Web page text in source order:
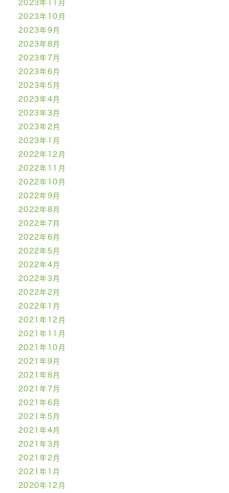
2023年11月
2023年10月
2023年9月
2023年8月
2023年7月
2023年6月
2023年5月
2023年4月
2023年3月
2023年2月
2023年1月
2022年12月
2022年11月
2022年10月
2022年9月
2022年8月
2022年7月
2022年6月
2022年5月
2022年4月
2022年3月
2022年2月
2022年1月
2021年12月
2021年11月
2021年10月
2021年9月
2021年8月
2021年7月
2021年6月
2021年5月
2021年4月
2021年3月
2021年2月
2021年1月
2020年12月